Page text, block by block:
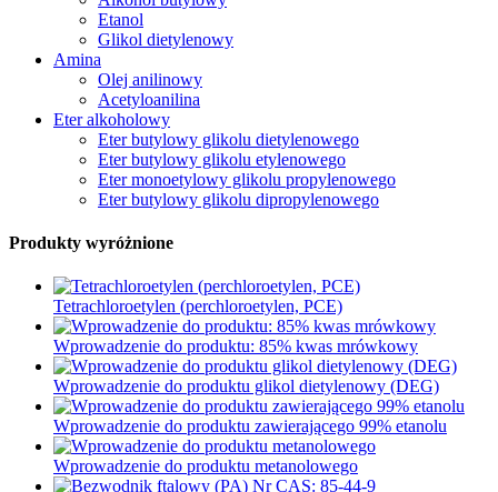
Etanol
Glikol dietylenowy
Amina
Olej anilinowy
Acetyloanilina
Eter alkoholowy
Eter butylowy glikolu dietylenowego
Eter butylowy glikolu etylenowego
Eter monoetylowy glikolu propylenowego
Eter butylowy glikolu dipropylenowego
Produkty wyróżnione
Tetrachloroetylen (perchloroetylen, PCE)
Wprowadzenie do produktu: 85% kwas mrówkowy
Wprowadzenie do produktu glikol dietylenowy (DEG)
Wprowadzenie do produktu zawierającego 99% etanolu
Wprowadzenie do produktu metanolowego